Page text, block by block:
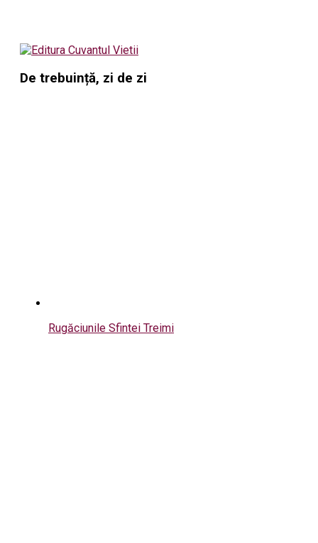
De trebuință, zi de zi
Rugăciunile Sfintei Treimi